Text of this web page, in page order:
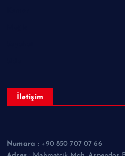
İletişim
Numara: +90 850 707 07 66